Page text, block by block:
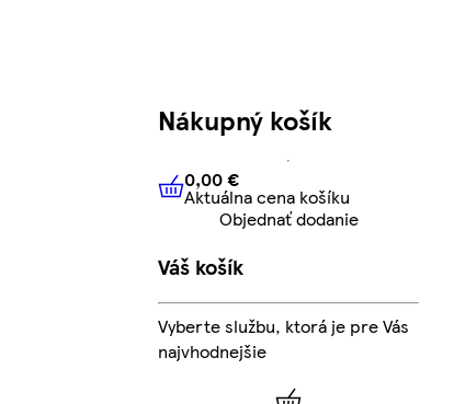
Nákupný košík
0,00 € Aktuálna cena košíku
0,00 €
Aktuálna cena košíku
Objednať dodanie
Váš košík
Vyberte službu, ktorá je pre Vás
najvhodnejšie